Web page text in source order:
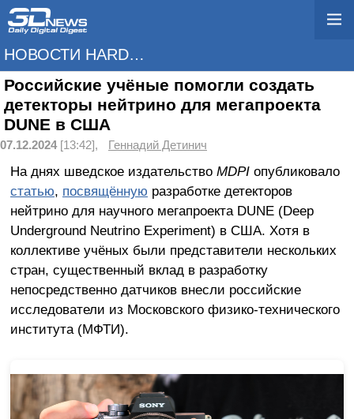
НОВОСТИ HARDWARE
Российские учёные помогли создать
детекторы нейтрино для мегапроекта
DUNE в США
07.12.2024[13:42], Геннадий Детинич
На днях шведское издательство MDPIопубликовало
статью, посвящённую разработке детекторов
нейтрино для научного мегапроекта DUNE (Deep
Underground Neutrino Experiment) в США. Хотя в
коллективе учёных были представители нескольких
стран, существенный вклад в разработку
непосредственно датчиков внесли российские
исследователи из Московского физико-технического
института (МФТИ).